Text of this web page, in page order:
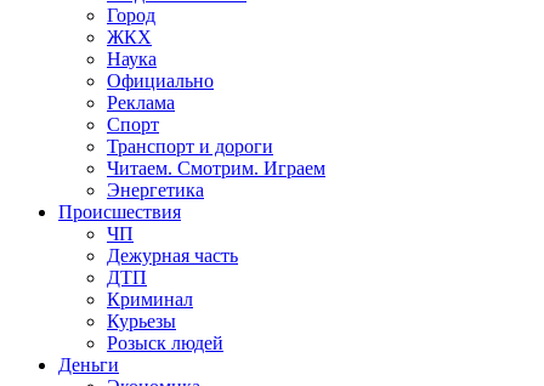
Город
ЖКХ
Наука
Официально
Реклама
Спорт
Транспорт и дороги
Читаем. Смотрим. Играем
Энергетика
Происшествия
ЧП
Дежурная часть
ДТП
Криминал
Курьезы
Розыск людей
Деньги